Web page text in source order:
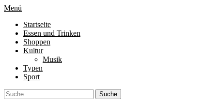
Menü
Startseite
Essen und Trinken
Shoppen
Kultur
Musik
Typen
Sport